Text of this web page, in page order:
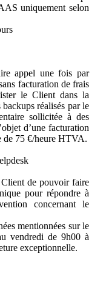
uniquement selon
appel une fois par
facturation de frais
le Client dans la
réalisés par le
sollicitée à des
d’une facturation
de 75 €/heure HTVA.
de pouvoir faire
pour répondre à
concernant le
mentionnées sur le
vendredi de 9h00 à
exceptionnelle.